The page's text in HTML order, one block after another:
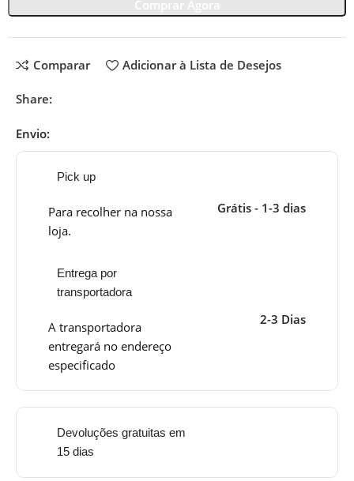
Comparar Adicionar à Lista de Desejos
Share:
Envio:
Pick up
Para recolher na nossa
loja.
Grátis - 1-3 dias
Entrega por
transportadora
A transportadora
entregará no endereço
especificado
2-3 Dias
Devoluções gratuitas em
15 dias